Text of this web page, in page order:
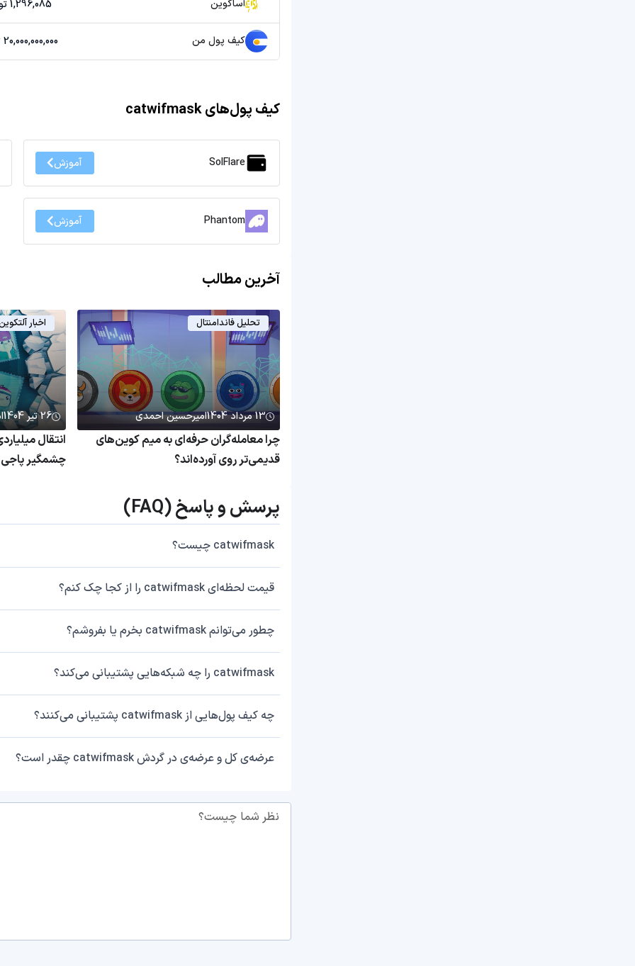
آساکوین 1,296,085 تومان
کیف پول من 20,000,000,000 تومان
کیف پول‌های catwifmask
SolFlare آموزش
Phantom آموزش
آخرین مطالب
تحلیل فاندامنتال
13 مرداد 1404 امیرحسین احمدی
چرا معامله‌گران حرفه‌ای به میم کوین‌های
قدیمی‌تر روی آورده‌اند؟
اخبار
26 تیر 1404
چشمگیر
پرسش و پاسخ (FAQ)
catwifmask چیست؟
قیمت لحظه‌ای catwifmask را از کجا چک کنم؟
چطور می‌توانم catwifmask بخرم یا بفروشم؟
catwifmask را چه شبکه‌هایی پشتیبانی می‌کند؟
چه کیف پول‌هایی از catwifmask پشتیبانی می‌کنند؟
عرضه‌ی کل و عرضه‌ی در گردش catwifmask چقدر است؟
نظر شما چیست؟